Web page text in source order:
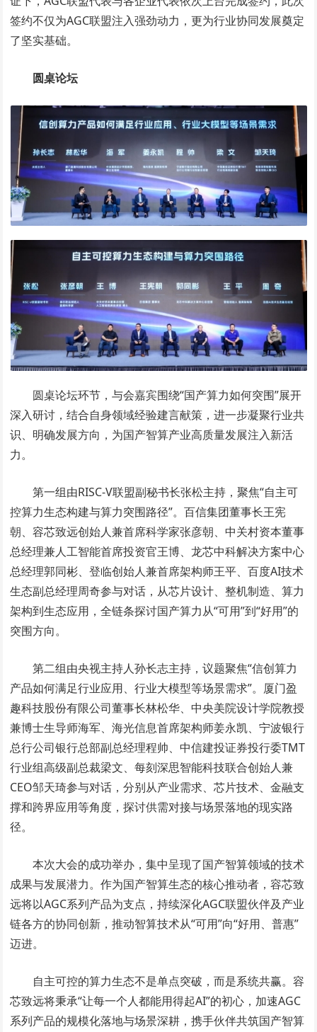
签约不仅为AGC联盟注入强劲动力，更为行业协同发展奠定
了坚实基础。
圆桌论坛
圆桌论坛环节，与会嘉宾围绕“国产算力如何突围”展开
深入研讨，结合自身领域经验建言献策，进一步凝聚行业共
识、明确发展方向，为国产智算产业高质量发展注入新活
力。
第一组由RISC-V联盟副秘书长张松主持，聚焦“自主可
控算力生态构建与算力突围路径”。百信集团董事长王宪
朝、容芯致远创始人兼首席科学家张彦朝、中关村资本董事
总经理兼人工智能首席投资官王博、龙芯中科解决方案中心
总经理郭同彬、登临创始人兼首席架构师王平、百度AI技术
生态副总经理周奇参与对话，从芯片设计、整机制造、算力
架构到生态应用，全链条探讨国产算力从“可用”到“好用”的
突围方向。
第二组由央视主持人孙长志主持，议题聚焦“信创算力
产品如何满足行业应用、行业大模型等场景需求”。厦门盈
趣科技股份有限公司董事长林松华、中央美院设计学院教授
兼博士生导师海军、海光信息首席架构师姜永凯、宁波银行
总行公司银行总部副总经理程帅、中信建投证券投行委TMT
行业组高级副总裁梁文、每刻深思智能科技联合创始人兼
CEO邹天琦参与对话，分别从产业需求、芯片技术、金融支
撑和跨界应用等角度，探讨供需对接与场景落地的现实路
径。
本次大会的成功举办，集中呈现了国产智算领域的技术
成果与发展潜力。作为国产智算生态的核心推动者，容芯致
远将以AGC系列产品为支点，持续深化AGC联盟伙伴及产业
链各方的协同创新，推动智算技术从“可用”向“好用、普惠”
迈进。
自主可控的算力生态不是单点突破，而是系统共赢。容
芯致远将秉承“让每一个人都能用得起AI”的初心，加速AGC
系列产品的规模化落地与场景深耕，携手伙伴共筑国产智算